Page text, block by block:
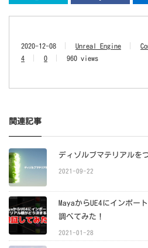
2020-12-08 Unreal Engine
4
0 960 views
関連記事
ディゾルブマテリアルを
2021-09-22
MayaからUE4にインポー
調べてみた！
2021-01-28